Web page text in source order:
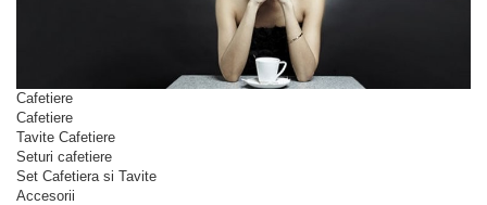
Cafetiere
Cafetiere
Tavite Cafetiere
Seturi cafetiere
Set Cafetiera si Tavite
Accesorii